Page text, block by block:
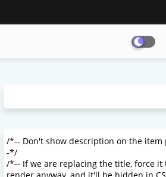
/*-- Don't show description on the item
-*/
/*-- If we are replacing the title, force it